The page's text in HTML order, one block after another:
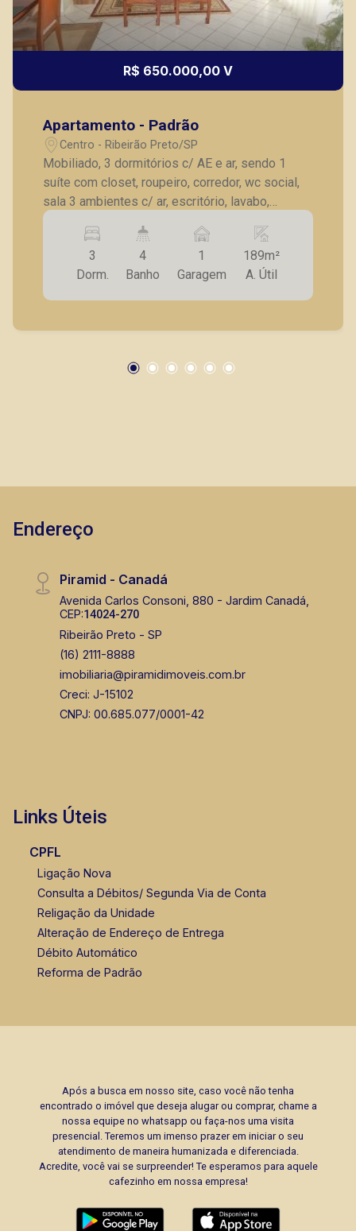
R$ 650.000,00 V
Apartamento - Padrão
Centro - Ribeirão Preto/SP
Mobiliado, 3 dormitórios c/ AE e ar, sendo 1
suíte com closet, roupeiro, corredor, wc social,
sala 3 ambientes c/ ar, escritório, lavabo,
sacada, cozinha planejada, As c/ AE,
dependência de serviço c/ wc, 1 vaga de
garagem.
3
Dorm.
4
Banho
1
Garagem
189m²
A. Útil
Endereço
Piramid - Canadá
Avenida Carlos Consoni, 880 - Jardim Canadá,
CEP:14024-270
Ribeirão Preto - SP
(16) 2111-8888
imobiliaria@piramidimoveis.com.br
Creci: J-15102
CNPJ: 00.685.077/0001-42
Links Úteis
CPFL
Ligação Nova
Consulta a Débitos/ Segunda Via de Conta
Religação da Unidade
Alteração de Endereço de Entrega
Débito Automático
Reforma de Padrão
Após a busca em nosso site, caso você não tenha
encontrado o imóvel que deseja alugar ou comprar, chame a
nossa equipe no whatsapp ou faça-nos uma visita
presencial. Teremos um imenso prazer em iniciar o seu
atendimento de maneira humanizada e diferenciada.
Acredite, você vai se surpreender! Te esperamos para aquele
cafezinho em nossa empresa!